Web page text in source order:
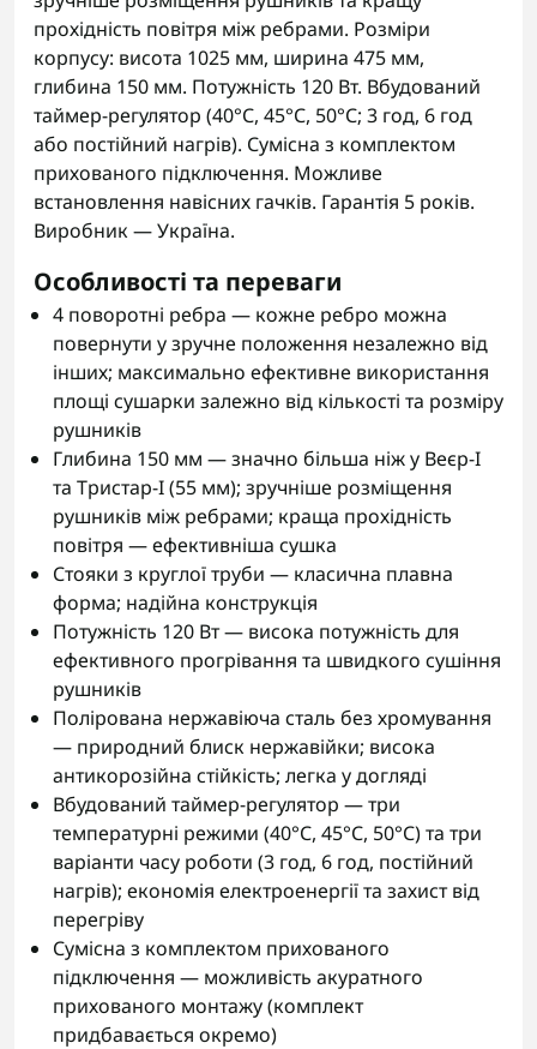
прохідність повітря між ребрами. Розміри
корпусу: висота 1025 мм, ширина 475 мм,
глибина 150 мм. Потужність 120 Вт. Вбудований
таймер-регулятор (40°С, 45°С, 50°С; 3 год, 6 год
або постійний нагрів). Сумісна з комплектом
прихованого підключення. Можливе
встановлення навісних гачків. Гарантія 5 років.
Виробник — Україна.
Особливості та переваги
4 поворотні ребра — кожне ребро можна
повернути у зручне положення незалежно від
інших; максимально ефективне використання
площі сушарки залежно від кількості та розміру
рушників
Глибина 150 мм — значно більша ніж у Веєр-I
та Тристар-I (55 мм); зручніше розміщення
рушників між ребрами; краща прохідність
повітря — ефективніша сушка
Стояки з круглої труби — класична плавна
форма; надійна конструкція
Потужність 120 Вт — висока потужність для
ефективного прогрівання та швидкого сушіння
рушників
Полірована нержавіюча сталь без хромування
— природний блиск нержавійки; висока
антикорозійна стійкість; легка у догляді
Вбудований таймер-регулятор — три
температурні режими (40°С, 45°С, 50°С) та три
варіанти часу роботи (3 год, 6 год, постійний
нагрів); економія електроенергії та захист від
перегріву
Сумісна з комплектом прихованого
підключення — можливість акуратного
прихованого монтажу (комплект
придбавається окремо)